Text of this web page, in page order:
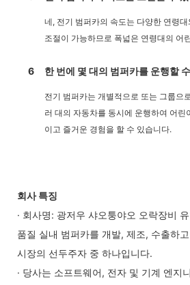
네, 전기 범퍼카의 속도는 다양한 연령
조절이 가능하므로 폭넓은 연령대의 어
6 한 번에 몇 대의 범퍼카를 운행할
전기 범퍼카는 개별적으로 또는 그룹으
러 대의 자동차를 동시에 운행하여 어린
이고 즐거운 경험을 할 수 있습니다.
회사 특징
· 회사명: 광저우 샤오퉁야오 오락장비
품질 실내 범퍼카를 개발, 제조, 수출하
시장의 선두주자 중 하나입니다.
· 당사는 소프트웨어, 전자 및 기계 엔지